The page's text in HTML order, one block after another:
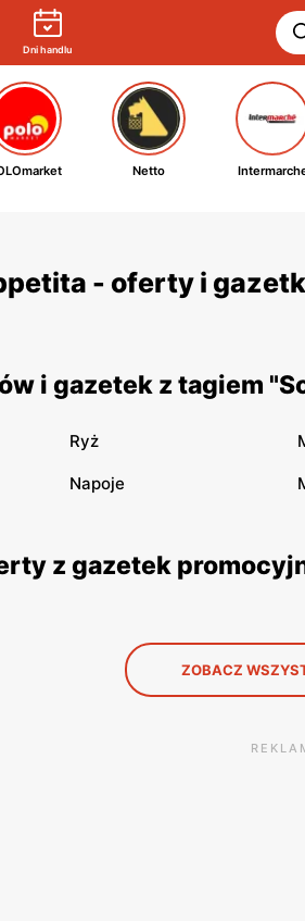
Dni handlu
Netto
- oferty i
i gazetek z tagiem
Ryż
Napoje
z gazetek
ZOBACZ